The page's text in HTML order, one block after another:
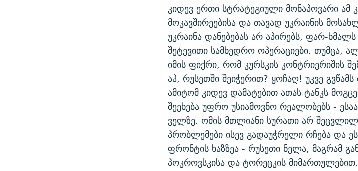
კიდევ ერთი სტრატეგიული მონაპოვარი ამ
მოკავშირეებისა და თავად უკრაინის
უკრაინა დანებებას არ აპირებს, ფარ-
შეტევითი სამხედრო ოპერაციები. თუმცა,
იმის ფიქრი, რომ კურსკის კონტრიერიშის
აჰ, რუსეთში შეიჭერით? ყოჩაღ! უკვე
ამიტომ კიდევ დამატებით ათას ტანკს
შეეხება უფრო უსიამოვნო რეალობებს -
ველზე. ომის მთლიანი სურათი არ
პრობლემები ისევ გადაუჭრელი რჩება და
ფრონტის ხაზზეა - რუსეთი ნელა, მაგრამ
პოკროვსკისა და ტორეცკის მიმართულებით.